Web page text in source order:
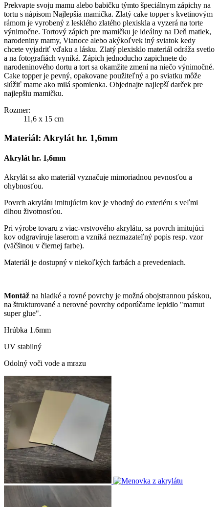
Prekvapte svoju mamu alebo babičku týmto špeciálnym zápichy na
tortu s nápisom Najlepšia mamička. Zlatý cake topper s kvetinovým
rámom je vyrobený z lesklého zlatého plexiskla a vyzerá na torte
výnimočne. Tortový zápich pre mamičku je ideálny na Deň matiek,
narodeniny mamy, Vianoce alebo akýkoľvek iný sviatok kedy
chcete vyjadriť vďaku a lásku. Zlatý plexisklo materiál odráža svetlo
a na fotografiách vyniká. Zápich jednoducho zapichnete do
narodeninového dortu a tort sa okamžite zmení na niečo výnimočné.
Cake topper je pevný, opakovane použiteľný a po sviatku môže
slúžiť mame ako milá spomienka. Objednajte najlepší darček pre
najlepšiu mamičku.
Rozmer:
11,6 x 15 cm
Materiál: Akrylát hr. 1,6mm
Akrylát hr. 1,6mm
Akrylát sa ako materiál vyznačuje mimoriadnou pevnosťou a
ohybnosťou.
Povrch akrylátu imitujúcim kov je vhodný do exteriéru s veľmi
dlhou životnosťou.
Pri výrobe tovaru z viac-vrstvového akrylátu, sa povrch imitujúci
kov odgravíruje laserom a vzniká nezmazateľný popis resp. vzor
(väčšinou v čiernej farbe).
Materiál je dostupný v niekoľkých farbách a prevedeniach.
Montáž na hladké a rovné povrchy je možná obojstrannou páskou,
na štrukturované a nerovné povrchy odporúčame lepidlo "mamut
super glue".
Hrúbka 1.6mm
UV stabilný
Odolný voči vode a mrazu